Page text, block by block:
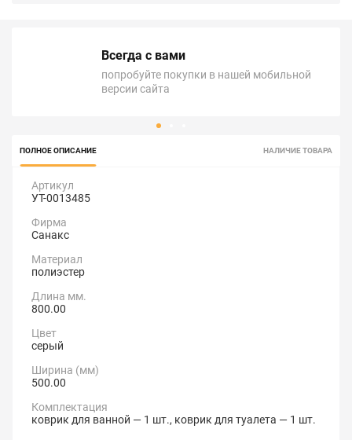
Всегда с вами
попробуйте покупки в нашей мобильной
версии сайта
ПОЛНОЕ ОПИСАНИЕ НАЛИЧИЕ ТОВАРА
Артикул
УТ-0013485
Фирма
Санакс
Материал
полиэстер
Длина мм.
800.00
Цвет
серый
Ширина (мм)
500.00
Комплектация
коврик для ванной — 1 шт., коврик для туалета — 1 шт.